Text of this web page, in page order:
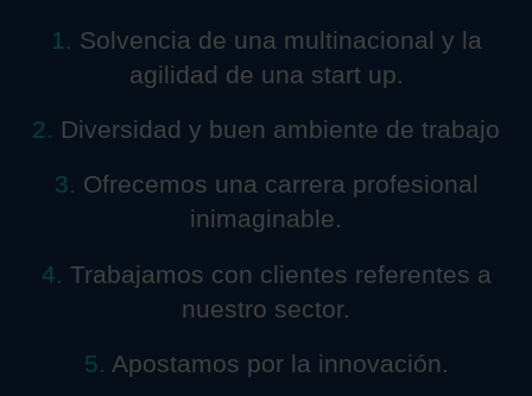
1.
Solvencia de una multinacional y la
agilidad de una start up.
2. Diversidad y buen ambiente de trabajo
3. Ofrecemos una carrera profesional
inimaginable.
4. Trabajamos con clientes referentes a
nuestro sector.
5. Apostamos por la innovación.